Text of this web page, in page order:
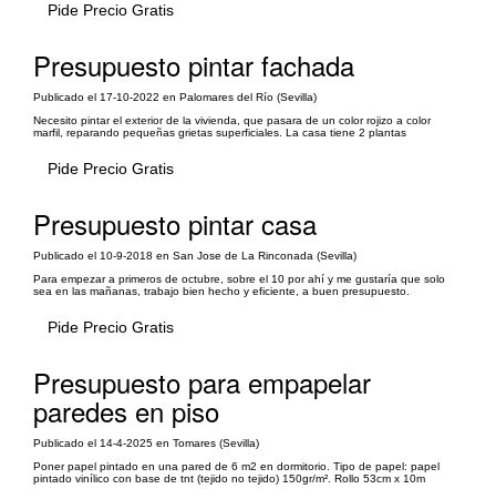
Pide Precio Gratis
Presupuesto pintar fachada
Publicado el 17-10-2022 en Palomares del Río (Sevilla)
Necesito pintar el exterior de la vivienda, que pasara de un color rojizo a color
marfil, reparando pequeñas grietas superficiales. La casa tiene 2 plantas
Pide Precio Gratis
Presupuesto pintar casa
Publicado el 10-9-2018 en San Jose de La Rinconada (Sevilla)
Para empezar a primeros de octubre, sobre el 10 por ahí y me gustaría que solo
sea en las mañanas, trabajo bien hecho y eficiente, a buen presupuesto.
Pide Precio Gratis
Presupuesto para empapelar
paredes en piso
Publicado el 14-4-2025 en Tomares (Sevilla)
Poner papel pintado en una pared de 6 m2 en dormitorio. Tipo de papel: papel
pintado vinílico con base de tnt (tejido no tejido) 150gr/m². Rollo 53cm x 10m